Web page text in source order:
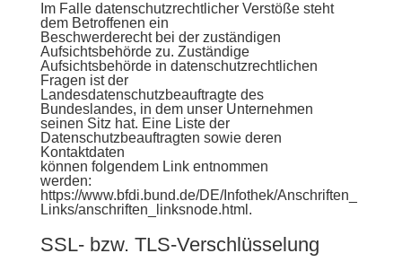
Im Falle datenschutzrechtlicher Verstöße steht
dem Betroffenen ein
Beschwerderecht bei der zuständigen
Aufsichtsbehörde zu. Zuständige
Aufsichtsbehörde in datenschutzrechtlichen
Fragen ist der
Landesdatenschutzbeauftragte des
Bundeslandes, in dem unser Unternehmen
seinen Sitz hat. Eine Liste der
Datenschutzbeauftragten sowie deren
Kontaktdaten
können folgendem Link entnommen
werden:
https://www.bfdi.bund.de/DE/Infothek/Anschriften_
Links/anschriften_linksnode.html .
SSL- bzw. TLS-Verschlüsselung